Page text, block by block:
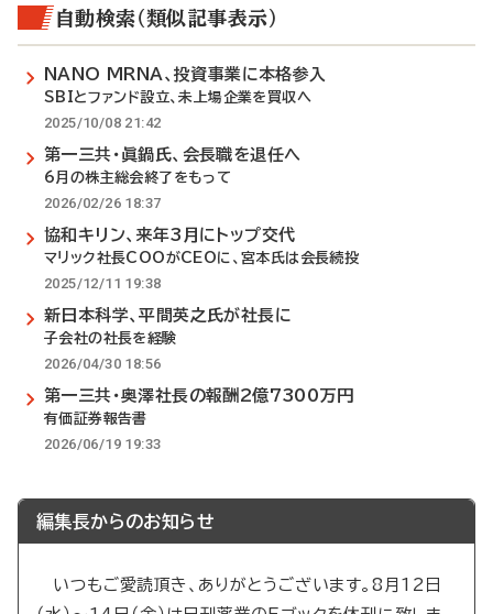
自動検索（類似記事表示）
NANO MRNA、投資事業に本格参入
SBIとファンド設立、未上場企業を買収へ
2025/10/08 21:42
第一三共・眞鍋氏、会長職を退任へ
6月の株主総会終了をもって
2026/02/26 18:37
協和キリン、来年3月にトップ交代
マリック社長COOがCEOに、宮本氏は会長続投
2025/12/11 19:38
新日本科学、平間英之氏が社長に
子会社の社長を経験
2026/04/30 18:56
第一三共・奥澤社長の報酬2億7300万円
有価証券報告書
2026/06/19 19:33
編集長からのお知らせ
いつもご愛読頂き、ありがとうございます。8月12日